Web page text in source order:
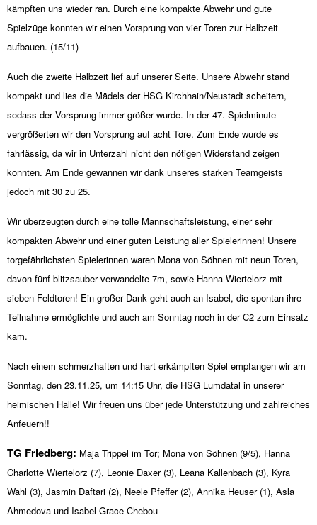
kämpften uns wieder ran. Durch eine kompakte Abwehr und gute
Spielzüge konnten wir einen Vorsprung von vier Toren zur Halbzeit
aufbauen. (15/11)
Auch die zweite Halbzeit lief auf unserer Seite. Unsere Abwehr stand
kompakt und lies die Mädels der HSG Kirchhain/Neustadt scheitern,
sodass der Vorsprung immer größer wurde. In der 47. Spielminute
vergrößerten wir den Vorsprung auf acht Tore. Zum Ende wurde es
fahrlässig, da wir in Unterzahl nicht den nötigen Widerstand zeigen
konnten. Am Ende gewannen wir dank unseres starken Teamgeists
jedoch mit 30 zu 25.
Wir überzeugten durch eine tolle Mannschaftsleistung, einer sehr
kompakten Abwehr und einer guten Leistung aller Spielerinnen! Unsere
torgefährlichsten Spielerinnen waren Mona von Söhnen mit neun Toren,
davon fünf blitzsauber verwandelte 7m, sowie Hanna Wiertelorz mit
sieben Feldtoren! Ein großer Dank geht auch an Isabel, die spontan ihre
Teilnahme ermöglichte und auch am Sonntag noch in der C2 zum Einsatz
kam.
Nach einem schmerzhaften und hart erkämpften Spiel empfangen wir am
Sonntag, den 23.11.25, um 14:15 Uhr, die HSG Lumdatal in unserer
heimischen Halle! Wir freuen uns über jede Unterstützung und zahlreiches
Anfeuern!!
TG Friedberg: Maja Trippel im Tor; Mona von Söhnen (9/5), Hanna
Charlotte Wiertelorz (7), Leonie Daxer (3), Leana Kallenbach (3), Kyra
Wahl (3), Jasmin Daftari (2), Neele Pfeffer (2), Annika Heuser (1), Asla
Ahmedova und Isabel Grace Chebou